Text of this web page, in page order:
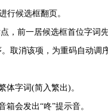
候选框翻页。
前一居候选框首位字词先
消该项，为重码自动调
字词(简入繁出)。
会发出“咚”提示音。